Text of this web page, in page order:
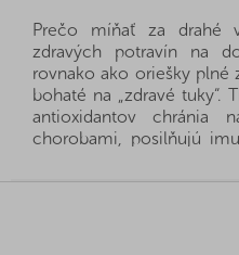
Prečo míňať za drahé
zdravých potravín na
rovnako ako oriešky plné
bohaté na „zdravé tuky“.
antioxidantov chránia
chorobami, posilňujú
druhov orechov, stačí